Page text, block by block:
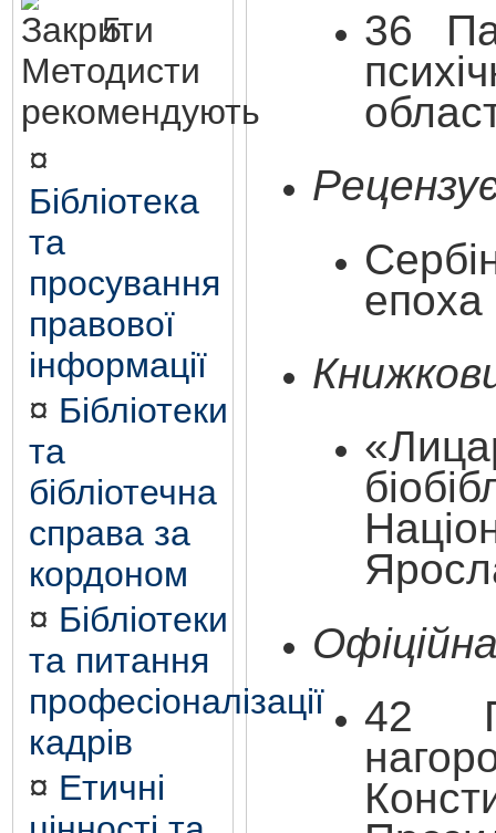
5.
Методисти
рекомендують
¤
Бібліотека
та
просування
правової
інформації
¤ Бібліотеки
та
бібліотечна
справа за
кордоном
¤ Бібліотеки
та питання
професіоналізації
кадрів
¤ Етичні
36
епоха
42